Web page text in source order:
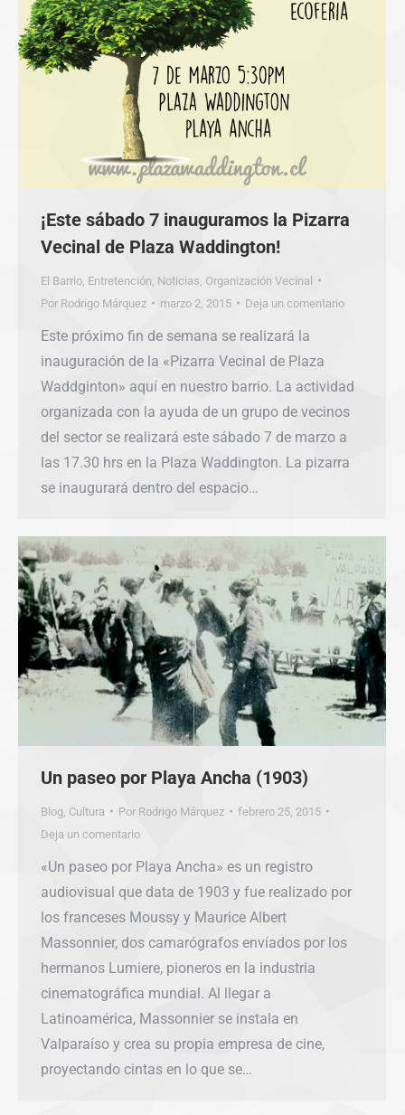
¡Este sábado 7 inauguramos la Pizarra
Vecinal de Plaza Waddington!
El Barrio Entretención Noticias Organización Vecinal
Por Rodrigo Márquez marzo 2, 2015 Deja un comentario
Este próximo fin de semana se realizará la
inauguración de la «Pizarra Vecinal de Plaza
Waddginton» aquí en nuestro barrio. La actividad
organizada con la ayuda de un grupo de vecinos
del sector se realizará este sábado 7 de marzo a
las 17.30 hrs en la Plaza Waddington. La pizarra
se inaugurará dentro del espacio…
Un paseo por Playa Ancha (1903)
Blog Cultura Por Rodrigo Márquez
febrero 25, 2015
Deja un comentario
«Un paseo por Playa Ancha» es un registro
audiovisual que data de 1903 y fue realizado por
los franceses Moussy y Maurice Albert
Massonnier, dos camarógrafos envíados por los
hermanos Lumiere, pioneros en la industria
cinematográfica mundial. Al llegar a
Latinoamérica, Massonnier se instala en
Valparaíso y crea su propia empresa de cine,
proyectando cintas en lo que se…